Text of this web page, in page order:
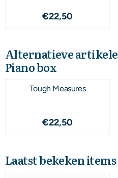
Prijs: 22,50
€22,50
Alternatieve
Piano box
Tough Measures
Prijs: 22,50
€22,50
Laatst bekeken items